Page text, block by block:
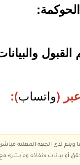
(واتساب):
ويتم لدى الجهة المعلنة
أو بيانات «نفاذ» و«أبشر»